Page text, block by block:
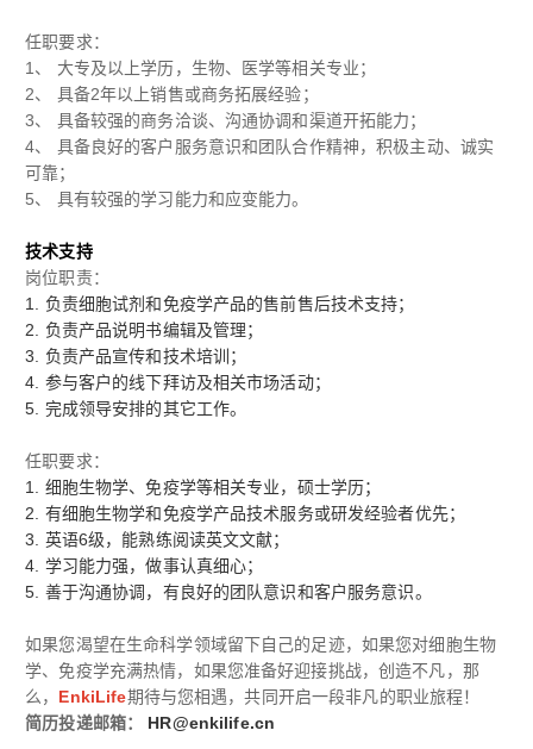
任职要求：
1 、 大专及以上学历，生物、医学等相关专业；
2、 具备2年以上销售或商务拓展经验；
3、 具备较强的商务洽谈、沟通协调和渠道开拓能力；
4、 具备良好的客户服务意识和团队合作精神，积极主动、诚实
可靠；
5、 具有较强的学习能力和应变能力。
技术支持
岗位职责：
1. 负责细胞试剂和免疫学产品的售前售后技术支持；
2. 负责产品说明书编辑及管理；
3. 负责产品宣传和技术培训；
4. 参与客户的线下拜访及相关市场活动；
5. 完成领导安排的其它工作。
任职要求：
1. 细胞生物学、免疫学等相关专业，硕士学历；
2. 有细胞生物学和免疫学产品技术服务或研发经验者优先；
3.
英语6级，能熟练阅读英文文献；
4. 学习能力强，做事认真细心；
5. 善于沟通协调，有良好的团队意识和客户服务意识。
如果您渴望在生命科学领域留下自己的足迹，如果您对细胞生物
学、免疫学充满热情，如果您准备好迎接挑战，创造不凡，那
么， EnkiLife期待与您相遇，共同开启一段非凡的职业旅程！
简历投递邮箱： HR@enkilife.cn